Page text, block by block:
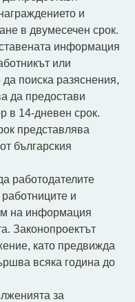
и
в двумесечен срок.
информация
или
поиска разяснения,
да предостави
в 14-дневен срок.
представлява
българския
работодателите
и
на информация
Законопроектът
като предвижда
всяка година до
за